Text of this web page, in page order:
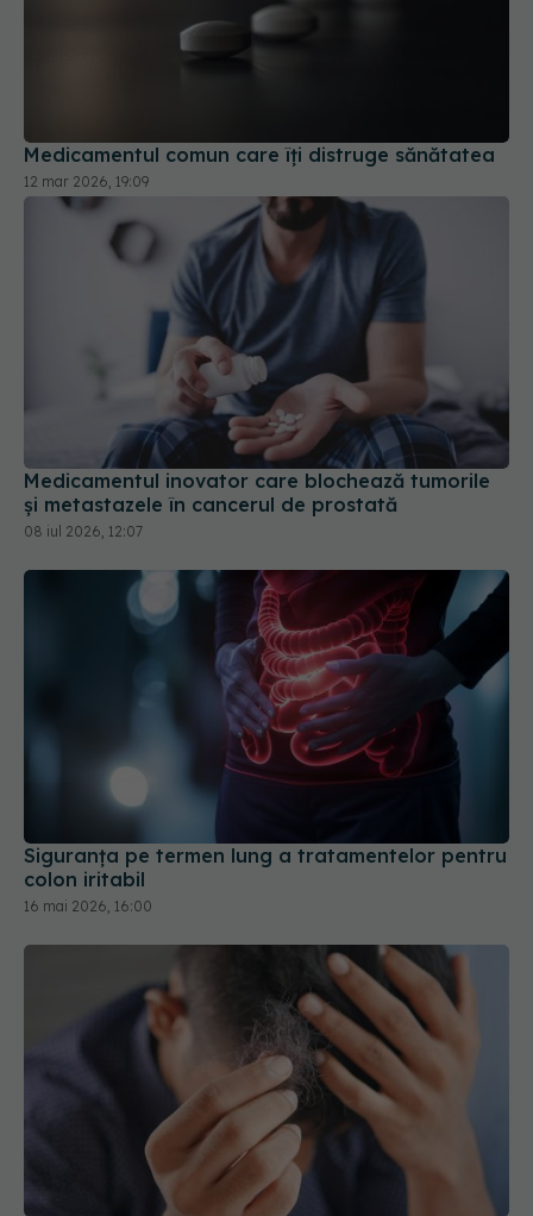
Medicamentul comun care îți distruge sănătatea
12 mar 2026, 19:09
Medicamentul inovator care blochează tumorile
și metastazele în cancerul de prostată
08 iul 2026, 12:07
Siguranța pe termen lung a tratamentelor pentru
colon iritabil
16 mai 2026, 16:00